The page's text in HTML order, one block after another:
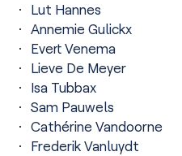
Lut Hannes
Annemie Gulickx
Evert Venema
Lieve De Meyer
Isa Tubbax
Sam Pauwels
Cathérine Vandoorne
Frederik Vanluydt